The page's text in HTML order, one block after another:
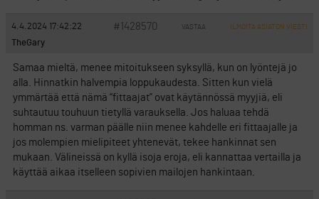
4.4.2024 17:42:22 #1428570 VASTAA ILMOITA ASIATON VIESTI
TheGary
Samaa mieltä, menee mitoitukseen syksyllä, kun on lyöntejä jo
alla. Hinnatkin halvempia loppukaudesta. Sitten kun vielä
ymmärtää että nämä “fittaajat” ovat käytännössä myyjiä, eli
suhtautuu touhuun tietyllä varauksella. Jos haluaa tehdä
homman ns. varman päälle niin menee kahdelle eri fittaajalle ja
jos molempien mielipiteet yhtenevät, tekee hankinnat sen
mukaan. Välineissä on kyllä isoja eroja, eli kannattaa vertailla ja
käyttää aikaa itselleen sopivien mailojen hankintaan.